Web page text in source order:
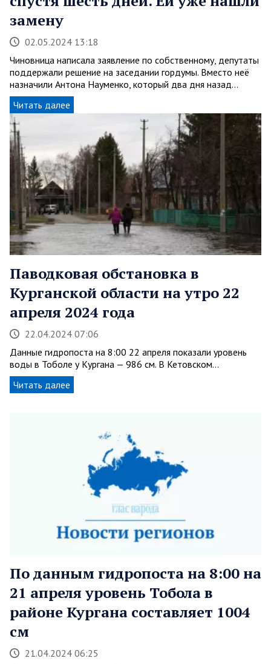
замену
02.05.2024 13:18
Чиновница написала заявление по собственному, депутаты
поддержали решение на заседании гордумы. Вместо неё
назначили Антона Науменко, который два дня назад…
Читать далее
Паводковая обстановка в
Курганской области на утро 22
апреля 2024 года
22.04.2024 07:06
Данные гидропоста на 8:00 22 апреля показали уровень
воды в Тоболе у Кургана — 986 см. В Кетовском…
Читать далее
По данным гидропоста на 8:00 на
21 апреля уровень Тобола в
районе Кургана составляет 1004
см
21.04.2024 06:25